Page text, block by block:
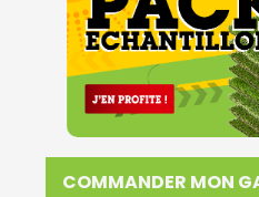
COMMANDER MON